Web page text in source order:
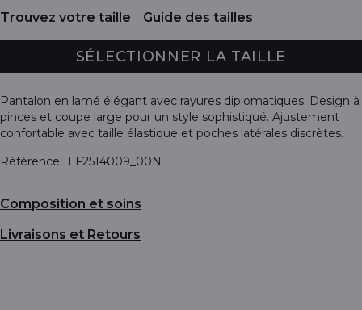
Trouvez votre taille Guide des tailles
SÉLECTIONNER LA TAILLE
Pantalon en lamé élégant avec rayures diplomatiques. Design à
pinces et coupe large pour un style sophistiqué. Ajustement
confortable avec taille élastique et poches latérales discrètes.
Référence
LF2514009_00N
Composition et soins
Livraisons et Retours